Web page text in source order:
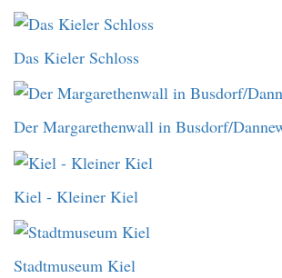
Das Kieler Schloss
Der Margarethenwall in Busdorf/
Kiel - Kleiner Kiel
Stadtmuseum Kiel